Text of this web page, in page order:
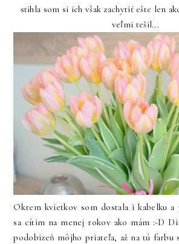
stihla som si ich však zachytiť ešte len
veľmi tešil...
Okrem kvietkov som dostala i kabelku a
sa cítim na menej rokov ako mám :-D
podobizeň môjho priateľa, až na tú farbu